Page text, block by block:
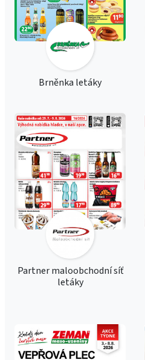
Brněnka letáky
Partner maloobchodní síť
letáky